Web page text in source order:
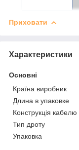
Приховати
Характеристики
Основні
Країна виробник
Длина в упаковке
Конструкція кабелю
Тип дроту
Упаковка